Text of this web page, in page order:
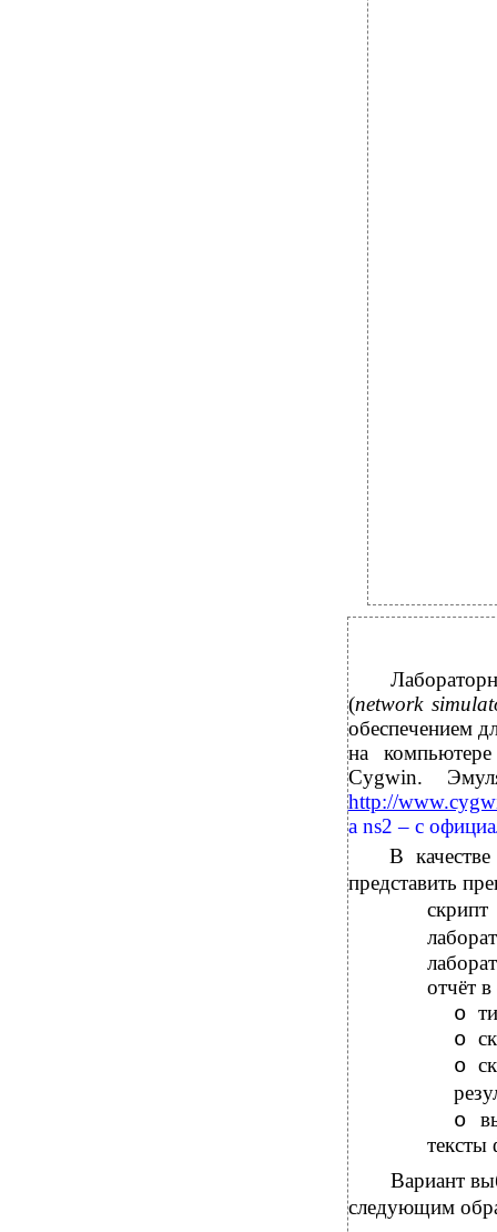
(network
обеспечением
на
Cygwin.
http://
а ns2 – с
В
представить
скрипт
отчёт
o
o
o
o
тексты
Вариант
следующим